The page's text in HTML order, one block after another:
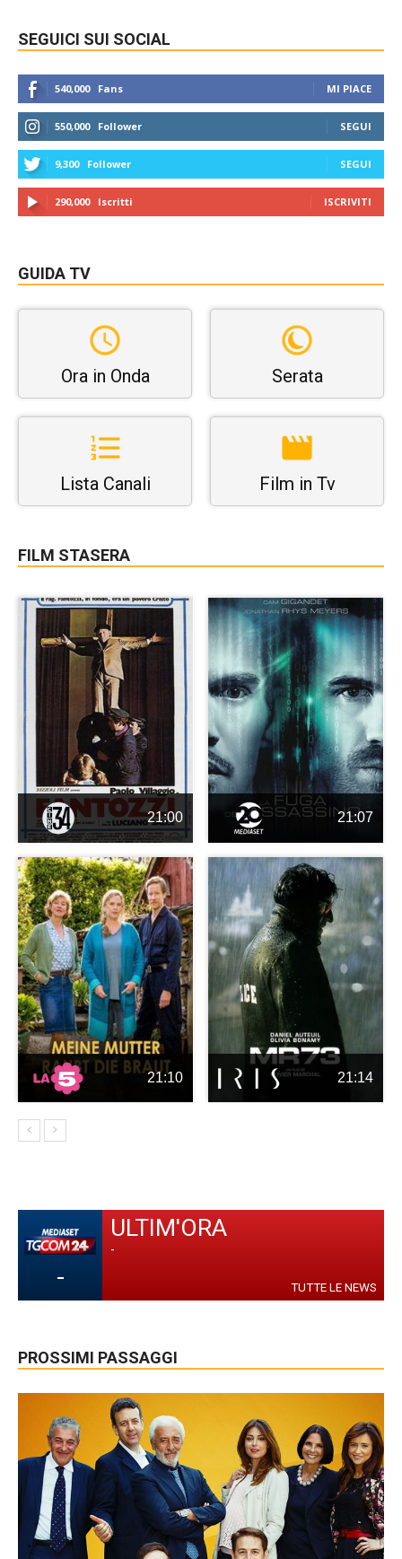
SEGUICI SUI SOCIAL
540,000 Fans MI PIACE
550,000 Follower SEGUI
9,300 Follower SEGUI
290,000 Iscritti ISCRIVITI
GUIDA TV
Ora in Onda Serata
Lista Canali Film in Tv
FILM STASERA
21:00 21:07
21:10 21:14
-
ULTIM'ORA
-
TUTTE LE NEWS
PROSSIMI PASSAGGI